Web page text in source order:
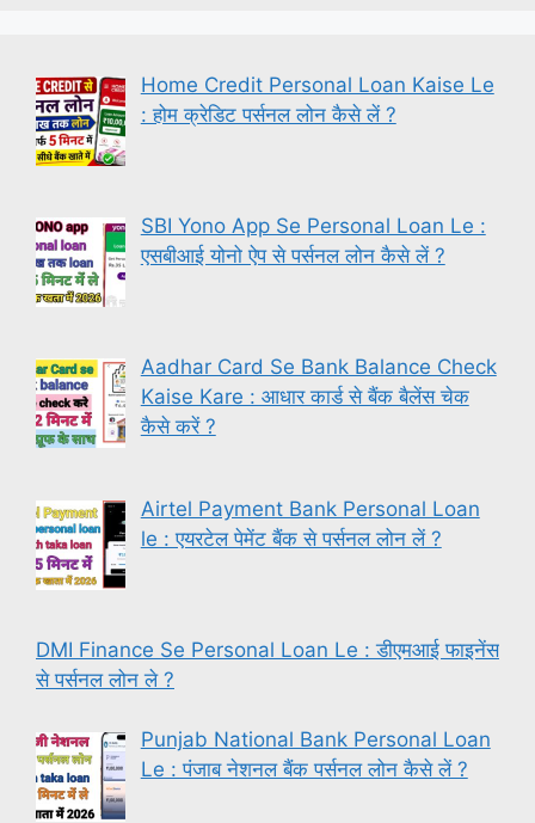
Home Credit Personal Loan Kaise Le
: होम क्रेडिट पर्सनल लोन कैसे लें ?
SBI Yono App Se Personal Loan Le :
एसबीआई योनो ऐप से पर्सनल लोन कैसे लें ?
Aadhar Card Se Bank Balance Check
Kaise Kare : आधार कार्ड से बैंक बैलेंस चेक
कैसे करें ?
Airtel Payment Bank Personal Loan
le : एयरटेल पेमेंट बैंक से पर्सनल लोन लें ?
DMI Finance Se Personal Loan Le : डीएमआई फाइनेंस
से पर्सनल लोन ले ?
Punjab National Bank Personal Loan
Le : पंजाब नेशनल बैंक पर्सनल लोन कैसे लें ?